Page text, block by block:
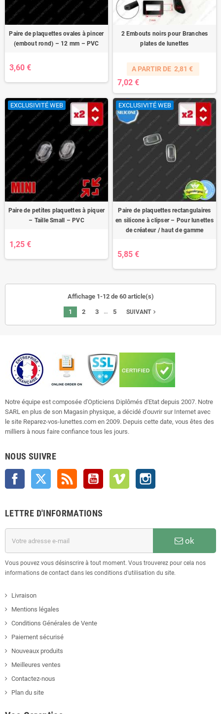
Paire de plaquettes ovales à pincer
(embout rond) – 12 mm – PVC
3,60 €
2 Embouts noirs pour Branches
plates de lunettes
A PARTIR DE 2,81 €
7,02 €
EXCLUSIVITÉ WEB
Paire de petites plaquettes à piquer
– Taille Small – PVC
1,25 €
EXCLUSIVITÉ WEB
Paire de plaquettes rectangulaires
en silicone à clipser – Pour lunettes
de créateur / haut de gamme
5,85 €
Affichage 1-12 de 60 article(s)
1 2 3 … 5 SUIVANTnavigate_next
Notre équipe est composée d'Opticiens Diplômés d'Etat depuis 2007. Notre
SARL en plus de son Magasin physique, a décidé d'ouvrir sur Internet avec
le site Reparez-vos-lunettes.com en 2009. Depuis cette date, vous êtes des
milliers à nous faire confiance tous les jours.
NOUS SUIVRE
Facebook Twitter YouTube Vimeo
LETTRE D'INFORMATIONS
ok
Vous pouvez vous désinscrire à tout moment. Vous trouverez pour cela nos
informations de contact dans les conditions d'utilisation du site.
Livraison
Mentions légales
Conditions Générales de Vente
Paiement sécurisé
Nouveaux produits
Meilleures ventes
Contactez-nous
Plan du site